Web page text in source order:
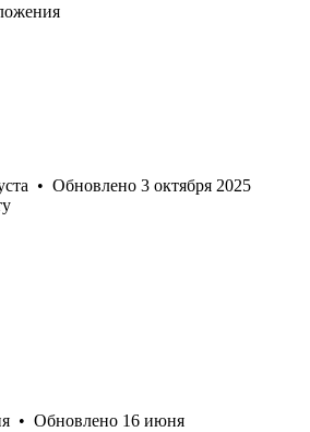
• Обновлено 3 октября 2025
• Обновлено 16 июня